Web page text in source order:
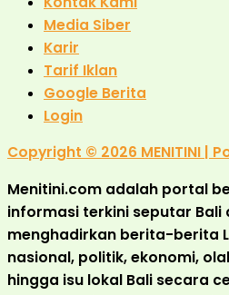
Media Siber
Karir
Tarif Iklan
Google Berita
Login
Copyright © 2026 MENITINI |
Menitini.com adalah portal
informasi terkini seputar Bali
menghadirkan berita-berita
nasional, politik, ekonomi,
hingga isu lokal Bali secara